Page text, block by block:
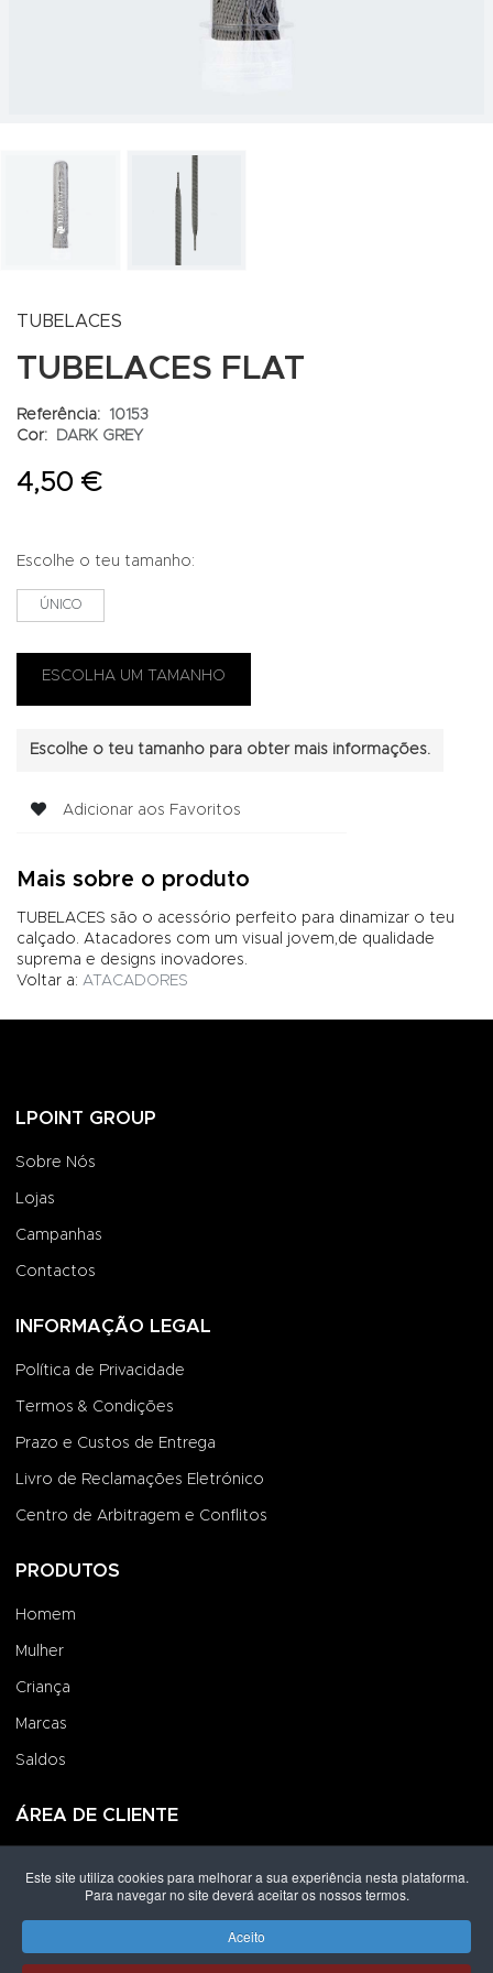
TUBELACES
TUBELACES FLAT
Referência:
10153
Cor:
DARK GREY
4,50 €
Escolhe o teu tamanho:
ÚNICO
Escolhe o teu tamanho para obter mais informações.
Adicionar aos Favoritos
Mais sobre o produto
TUBELACES são o acessório perfeito para dinamizar o teu
calçado. Atacadores com um visual jovem,de qualidade
suprema e designs inovadores.
Voltar a: ATACADORES
LPOINT GROUP
Sobre Nós
Lojas
Campanhas
Contactos
INFORMAÇÃO LEGAL
Política de Privacidade
Termos & Condições
Prazo e Custos de Entrega
Livro de Reclamações Eletrónico
Centro de Arbitragem e Conflitos
PRODUTOS
Homem
Mulher
Criança
Marcas
Saldos
ÁREA DE CLIENTE
Criar uma Conta
Este site utiliza cookies para melhorar a sua experiência nesta plataforma.
Para navegar no site deverá aceitar os nossos termos.
Aceito